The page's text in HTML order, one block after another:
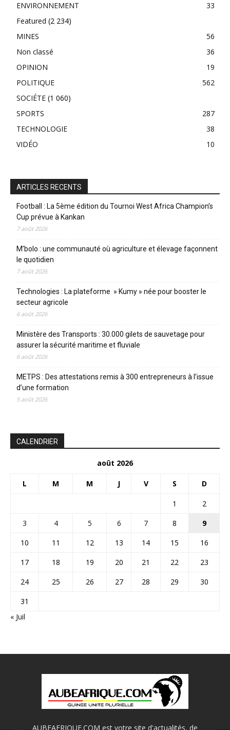
ENVIRONNEMENT
33
Featured (2 234)
MINES
56
Non classé
36
OPINION
19
POLITIQUE
562
SOCIÉTE (1 060)
SPORTS
287
TECHNOLOGIE
38
VIDÉO
10
ARTICLES RECENTS
Football : La 5ème édition du Tournoi West Africa Champion’s
Cup prévue à Kankan
7 août 2026
M’bolo : une communauté où agriculture et élevage façonnent
le quotidien
7 août 2026
Technologies : La plateforme » Kumy » née pour booster le
secteur agricole
6 août 2026
Ministère des Transports : 30.000 gilets de sauvetage pour
assurer la sécurité maritime et fluviale
6 août 2026
METPS : Des attestations remis à 300 entrepreneurs à l’issue
d’une formation
5 août 2026
CALENDRIER
août 2026
L M M J V S D
1
2
3
4 5 6 7 8
9
10
11 12 13 14 15
16
17
18 19 20 21 22
23
24
25 26 27 28 29
30
31
« Juil
AUBEAFRIQUE.COM est votre site d'actualités, de